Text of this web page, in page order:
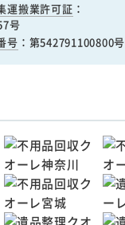
運搬業許可証 ：
号
号 ：第542791100800号